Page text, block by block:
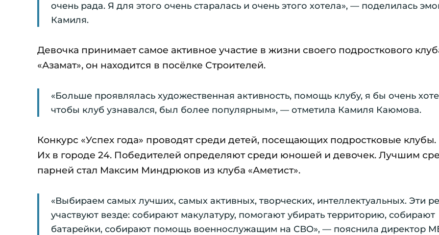
очень рада. Я для этого очень старалась и очень этого хотела», — поделилась
Камиля.
Девочка принимает самое активное участие в жизни своего подросткового
«Азамат», он находится в посёлке Строителей.
«Больше проявлялась художественная активность, помощь клубу, я бы очень
чтобы клуб узнавался, был более популярным», — отметила Камиля Каюмова.
Конкурс «Успех года» проводят среди детей, посещающих подростковые клубы.
Их в городе 24. Победителей определяют среди юношей и девочек. Лучшим
парней стал Максим Миндрюков из клуба «Аметист».
«Выбираем самых лучших, самых активных, творческих, интеллектуальных. Эти
участвуют везде: собирают макулатуру, помогают убирать территорию, собирают
батарейки, собирают помощь военнослужащим на СВО», — пояснила директор